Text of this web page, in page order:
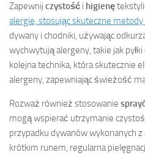
Zapewnij czystość i higienę
alergie, stosując skuteczne metody
dywany i chodniki, używając
wychwytują alergeny, takie jak
kolejna technika, która skutecznie
alergeny, zapewniając świeżość
Rozważ również stosowanie
mogą wspierać utrzymanie
przypadku dywanów wykonanych
krótkim runem, regularna